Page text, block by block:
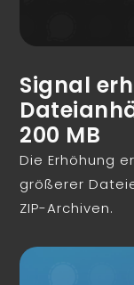
Signal
200 MB
Die Erhöhung
größerer
ZIP-Archiven.